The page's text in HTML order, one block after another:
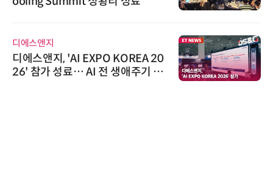
디에스앤지
디에스앤지, 'AI EXPO KOREA 20
26' 참가 성료… AI 전 생애주기 아